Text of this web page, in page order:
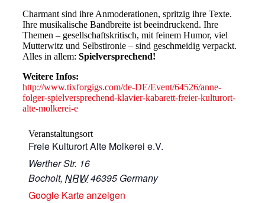
Charmant sind ihre Anmoderationen, spritzig ihre Texte.
Ihre musikalische Bandbreite ist beeindruckend. Ihre
Themen – gesellschaftskritisch, mit feinem Humor, viel
Mutterwitz und Selbstironie – sind geschmeidig verpackt.
Alles in allem: Spielversprechend!
Weitere Infos:
http://www.tixforgigs.com/de-DE/Event/64526/anne-
folger-spielversprechend-klavier-kabarett-freier-kulturort-
alte-molkerei-e
Veranstaltungsort
Freie Kulturort Alte Molkerei e.V.
Werther Str. 16
Bocholt, NRW46395 Germany
Google Karte anzeigen